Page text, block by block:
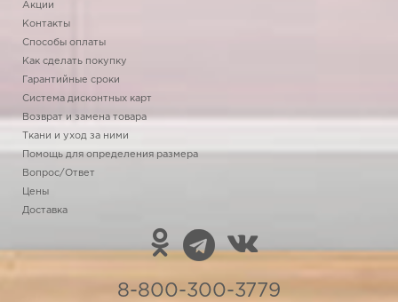
Акции
Контакты
Способы оплаты
Как сделать покупку
Гарантийные сроки
Система дисконтных карт
Возврат и замена товара
Ткани и уход за ними
Помощь для определения размера
Вопрос/Ответ
Цены
Доставка
8-800-300-3779